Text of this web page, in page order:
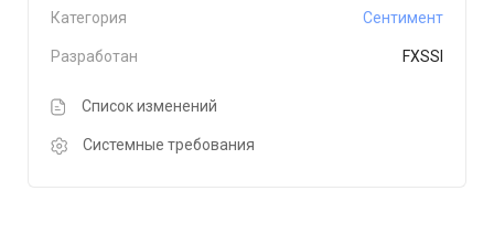
Категория Сентимент
Разработан FXSSI
Список изменений
Системные требования